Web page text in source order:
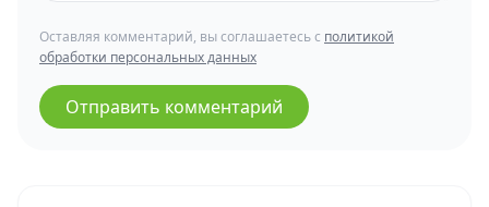
Оставляя комментарий, вы соглашаетесь с политикой
обработки персональных данных
Отправить комментарий